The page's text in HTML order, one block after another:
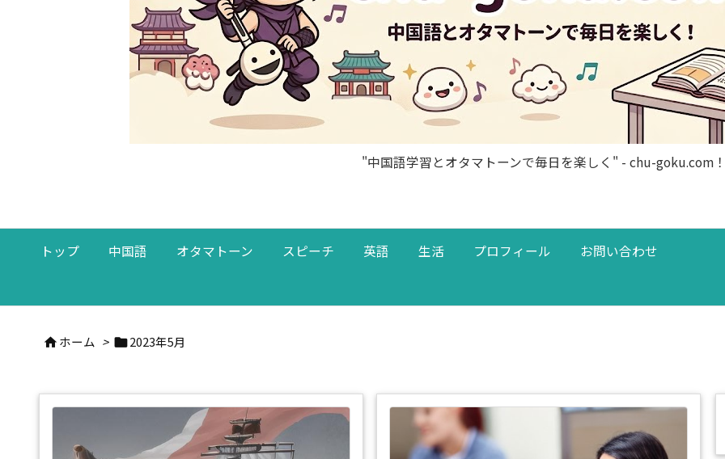
"中国語学習とオタマトーンで毎日を楽しく" - chu-goku.com
トップ 中国語 オタマトーン スピーチ 英語 生活 プロフィール お問い合わせ
 ホーム > 2023年5月